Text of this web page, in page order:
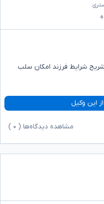
شرایط فرزند امکان سلب
این وکیل
مشاهده دیدگاه‌ها ( ۰